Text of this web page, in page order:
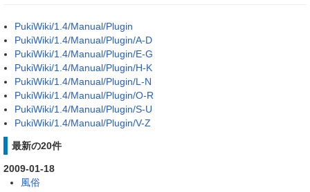
最終更新
一覧
単語検索
PukiWiki/1.4/Manual/Plugin
PukiWiki/1.4/Manual/Plugin/A-D
PukiWiki/1.4/Manual/Plugin/E-G
PukiWiki/1.4/Manual/Plugin/H-K
PukiWiki/1.4/Manual/Plugin/L-N
PukiWiki/1.4/Manual/Plugin/O-R
PukiWiki/1.4/Manual/Plugin/S-U
PukiWiki/1.4/Manual/Plugin/V-Z
最新の20件
2009-01-18
風俗